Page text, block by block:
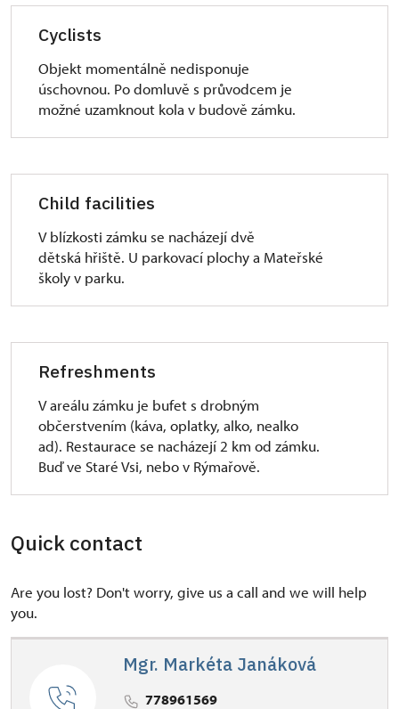
Cyclists
Objekt momentálně nedisponuje
úschovnou. Po domluvě s průvodcem je
možné uzamknout kola v budově zámku.
Child facilities
V blízkosti zámku se nacházejí dvě
dětská hřiště. U parkovací plochy a Mateřské
školy v parku.
Refreshments
V areálu zámku je bufet s drobným
občerstvením (káva, oplatky, alko, nealko
ad). Restaurace se nacházejí 2 km od zámku.
Buď ve Staré Vsi, nebo v Rýmařově.
Quick contact
Are you lost? Don't worry, give us a call and we will help
you.
Mgr. Markéta Janáková
778961569